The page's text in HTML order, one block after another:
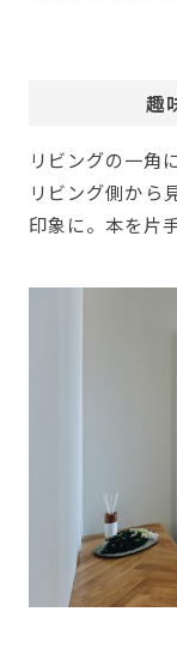
趣
リビングの一角
リビング側から
印象に。本を片